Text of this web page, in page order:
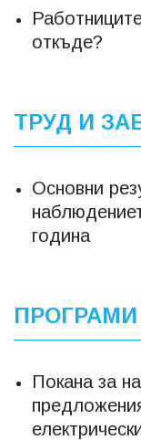
откъде?
ТРУД И
Основни
година
Покана за